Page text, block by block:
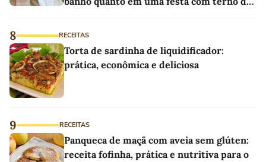
8 RECEITAS
Torta de sardinha de liquidificador:
prática, econômica e deliciosa
9 RECEITAS
Panqueca de maçã com aveia sem glúten:
receita fofinha, prática e nutritiva para o